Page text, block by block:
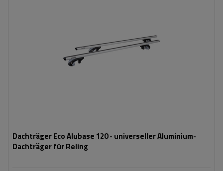
Dachträger Eco Alubase 120 - universeller Aluminium-
Dachträger für Reling